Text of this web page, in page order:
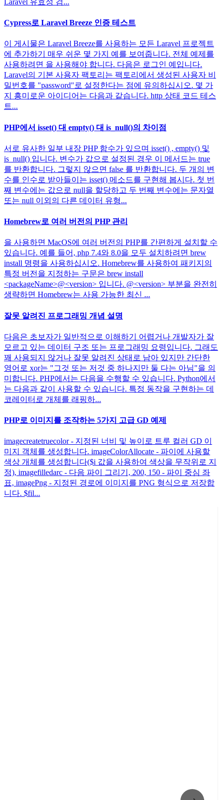
Cypress로 Laravel Breeze 인증 테스트
이 게시물은 Laravel Breeze를 사용하는 모든 Laravel 프로젝트
에 추가하기 매우 쉬운 몇 가지 예를 보여줍니다. 전체 예제를
사용하려면 을 사용해야 합니다. 다음은 로그인 예입니다.
Laravel의 기본 사용자 팩토리는 팩토리에서 생성된 사용자 비
밀번호를 "password"로 설정한다는 점에 유의하십시오. 몇 가
지 흥미로운 아이디어는 다음과 같습니다. http 상태 코드 테스
트...
PHP에서 isset() 대 empty() 대 is_null()의 차이점
서로 유사한 일부 내장 PHP 함수가 있으며 isset() , empty() 및
is_null() 입니다. 변수가 값으로 설정된 경우 이 메서드는 true
를 반환합니다. 그렇지 않으면 false 를 반환합니다. 두 개의 변
수를 인수로 받아들이는 isset() 메소드를 구현해 봅시다. 첫 번
째 변수에는 값으로 null을 할당하고 두 번째 변수에는 문자열
또는 null 이외의 다른 데이터 유형...
Homebrew로 여러 버전의 PHP 관리
을 사용하면 MacOS에 여러 버전의 PHP를 간편하게 설치할 수
있습니다. 예를 들어, php 7.4와 8.0을 모두 설치하려면 brew
install 명령을 사용하십시오. Homebrew를 사용하여 패키지의
특정 버전을 지정하는 구문은 brew install
<packageName>@<version> 입니다. @<version> 부분을 완전히
생략하면 Homebrew는 사용 가능한 최신 ...
잘못 알려진 프로그래밍 개념 설명
다음은 초보자가 일반적으로 이해하기 어렵거나 개발자가 잘
모르고 있는 데이터 구조 또는 프로그래밍 요령입니다. 그래도
꽤 사용되지 않거나 잘못 알려진 상태로 남아 있지만 간단한
영어로 xor는 "그것 또는 저것 중 하나지만 둘 다는 아님"을 의
미합니다. PHP에서는 다음을 수행할 수 있습니다. Python에서
는 다음과 같이 사용할 수 있습니다. 특정 동작을 구현하는 데
코레이터로 개체를 래핑하...
PHP로 이미지를 조작하는 5가지 고급 GD 예제
imagecreatetruecolor - 지정된 너비 및 높이로 트루 컬러 GD 이
미지 객체를 생성합니다. imageColorAllocate - 파이에 사용할
색상 개체를 생성합니다($i 값을 사용하여 색상을 무작위로 지
정), imagefilledarc - 다음 파이 그리기, 200, 150 - 파이 중심 좌
표, imagePng - 지정된 경로에 이미지를 PNG 형식으로 저장합
니다. $fil...